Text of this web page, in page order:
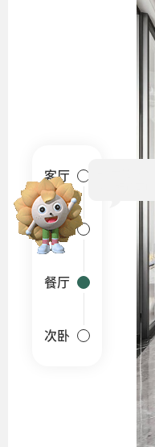
客厅
卧室
餐厅
次卧